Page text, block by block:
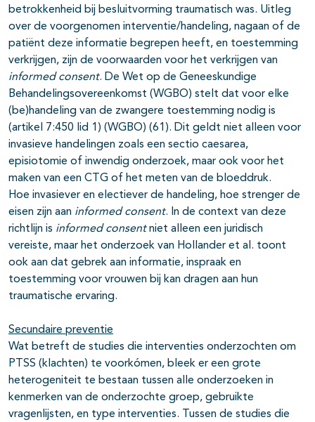
betrokkenheid bij besluitvorming traumatisch was. Uitleg
over de voorgenomen interventie/handeling, nagaan of de
patiënt deze informatie begrepen heeft, en toestemming
verkrijgen, zijn de voorwaarden voor het verkrijgen van
informed consent. De Wet op de Geneeskundige
Behandelingsovereenkomst (WGBO) stelt dat voor elke
(be)handeling van de zwangere toestemming nodig is
(artikel 7:450 lid 1) (WGBO) (61). Dit geldt niet alleen voor
invasieve handelingen zoals een sectio caesarea,
episiotomie of inwendig onderzoek, maar ook voor het
maken van een CTG of het meten van de bloeddruk.
Hoe invasiever en electiever de handeling, hoe strenger de
eisen zijn aan informed consent. In de context van deze
richtlijn is informed consentniet alleen een juridisch
vereiste, maar het onderzoek van Hollander et al. toont
ook aan dat gebrek aan informatie, inspraak en
toestemming voor vrouwen bij kan dragen aan hun
traumatische ervaring.
Secundaire preventie
Wat betreft de studies die interventies onderzochten om
PTSS (klachten) te voorkómen, bleek er een grote
heterogeniteit te bestaan tussen alle onderzoeken in
kenmerken van de onderzochte groep, gebruikte
vragenlijsten, en type interventies. Tussen de studies die